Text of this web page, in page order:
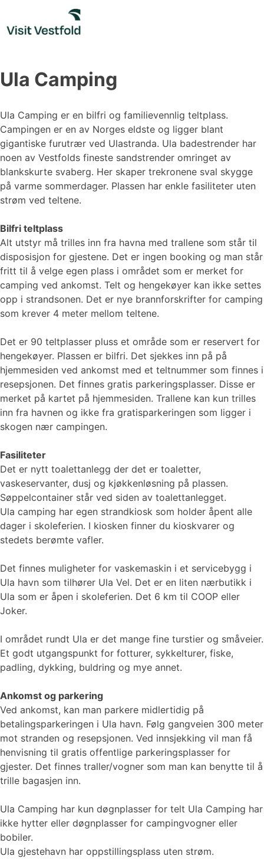
content
Ula Camping
Ula Camping er en bilfri og familievennlig teltplass.
Campingen er en av Norges eldste og ligger blant
gigantiske furutrær ved Ulastranda. Ula badestrender har
noen av Vestfolds fineste sandstrender omringet av
blankskurte svaberg. Her skaper trekronene sval skygge
på varme sommerdager. Plassen har enkle fasiliteter uten
strøm ved teltene.
Bilfri teltplass
Alt utstyr må trilles inn fra havna med trallene som står til
disposisjon for gjestene. Det er ingen booking og man står
fritt til å velge egen plass i området som er merket for
camping ved ankomst. Telt og hengekøyer kan ikke settes
opp i strandsonen. Det er nye brannforskrifter for camping
som krever 4 meter mellom teltene.
Det er 90 teltplasser pluss et område som er reservert for
hengekøyer. Plassen er bilfri. Det sjekkes inn på på
hjemmesiden ved ankomst med et teltnummer som finnes i
resepsjonen. Det finnes gratis parkeringsplasser. Disse er
merket på kartet på hjemmesiden. Trallene kan kun trilles
inn fra havnen og ikke fra gratisparkeringen som ligger i
skogen nær campingen.
Fasiliteter
Det er nytt toalettanlegg der det er toaletter,
vaskeservanter, dusj og kjøkkenløsning på plassen.
Søppelcontainer står ved siden av toalettanlegget.
Ula camping har egen strandkiosk som holder åpent alle
dager i skoleferien. I kiosken finner du kioskvarer og
stedets berømte vafler.
Det finnes muligheter for vaskemaskin i et servicebygg i
Ula havn som tilhører Ula Vel. Det er en liten nærbutikk i
Ula som er åpen i skoleferien. Det 6 km til COOP eller
Joker.
I området rundt Ula er det mange fine turstier og småveier.
Et godt utgangspunkt for fotturer, sykkelturer, fiske,
padling, dykking, buldring og mye annet.
Ankomst og parkering
Ved ankomst, kan man parkere midlertidig på
betalingsparkeringen i Ula havn. Følg gangveien 300 meter
mot stranden og resepsjonen. Ved innsjekking vil man få
henvisning til gratis offentlige parkeringsplasser for
gjester. Det finnes traller/vogner som man kan benytte til å
trille bagasjen inn.
Ula Camping har kun døgnplasser for telt Ula Camping har
ikke hytter eller døgnplasser for campingvogner eller
bobiler.
Ula gjestehavn har oppstillingsplass uten strøm.